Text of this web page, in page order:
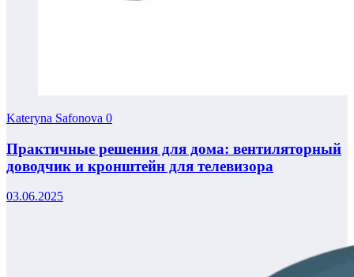
Kateryna Safonova 0
Практичные решения для дома: вентиляторный
доводчик и кронштейн для телевизора
03.06.2025